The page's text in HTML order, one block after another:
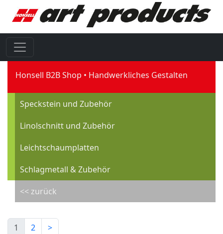
Honsell B2B Shop Handwerkliches Gestalten
Speckstein und Zubehör
Linolschnitt und Zubehör
Leichtschaumplatten
Schlagmetall & Zubehör
<< zurück
1 2 >